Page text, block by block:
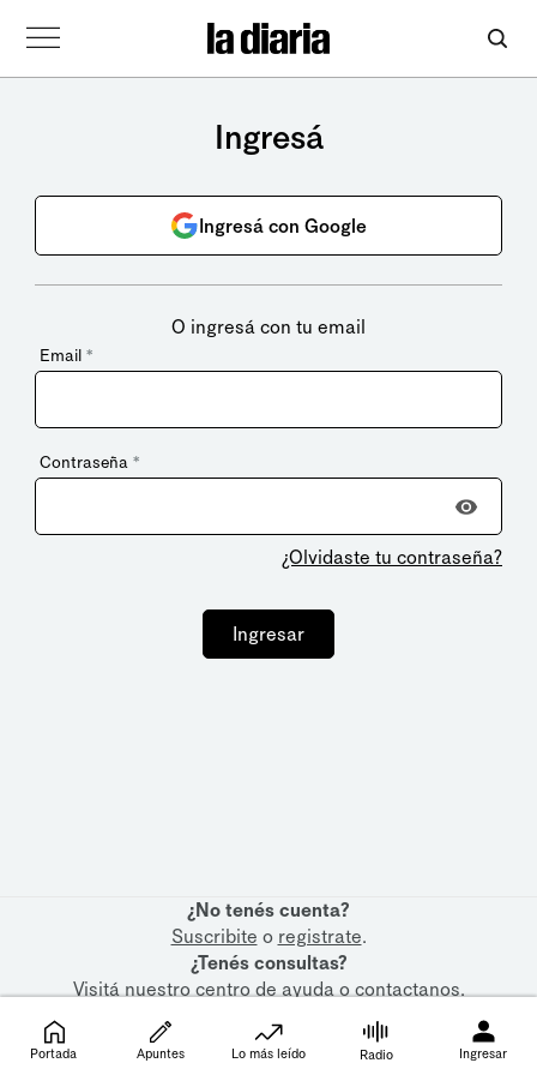
Ingresá
Ingresá con Google
O ingresá con tu email
Email *
Contraseña *
¿Olvidaste tu contraseña?
Ingresar
¿No tenés cuenta?
Suscribite o registrate.
¿Tenés consultas?
Visitá nuestrocentro de ayudaocontactanos.
Portada Apuntes Lo más leído Radio Ingresar